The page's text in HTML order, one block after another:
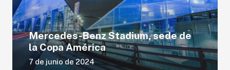
Mercedes-Benz Stadium, sede de
la Copa América
7 de junio de 2024